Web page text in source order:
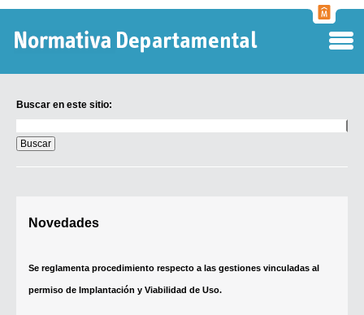
Buscar en este sitio:
en
este
sitio:
Novedades
Se reglamenta procedimiento respecto a las gestiones vinculadas al
permiso de Implantación y Viabilidad de Uso.